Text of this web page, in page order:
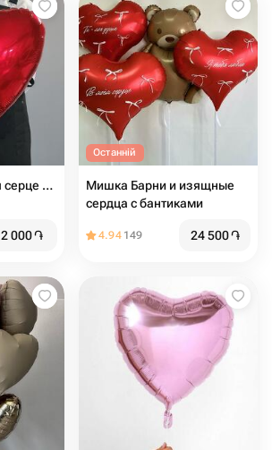
Фольгований куля серце з гелієм
2 000֏
Останній
Мишка Барни и изящные
сердца с бантиками
4.94 149 24 500֏